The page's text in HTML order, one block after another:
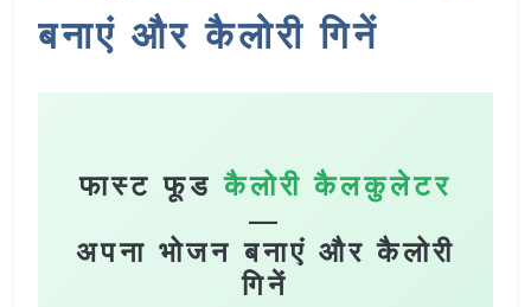
बनाएं और कैलोरी गिनें
फास्ट फूडकैलोरी कैलकुलेटर
—
अपना भोजन बनाएं और कैलोरी
गिनें